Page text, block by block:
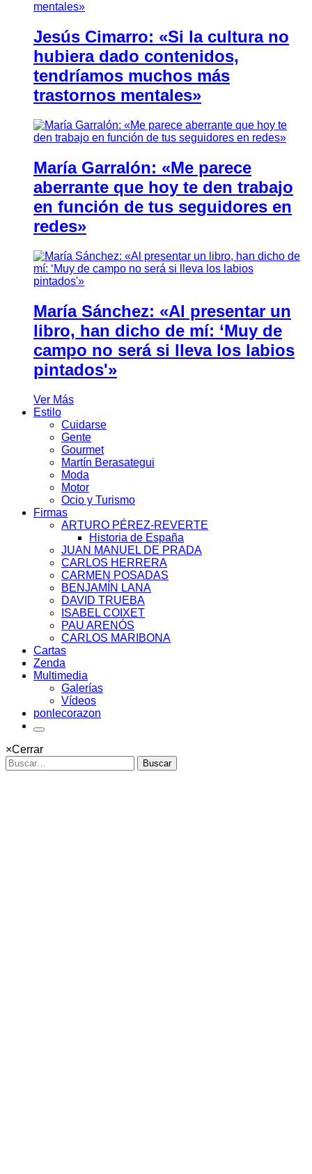
Jesús Cimarro: «Si la cultura no
hubiera dado contenidos,
tendríamos muchos más
trastornos mentales»
María Garralón: «Me parece
aberrante que hoy te den trabajo
en función de tus seguidores en
redes»
María Sánchez: «Al presentar un
libro, han dicho de mí: ‘Muy de
campo no será si lleva los labios
pintados'»
Ver Más
Estilo
Cuidarse
Gente
Gourmet
Martín Berasategui
Moda
Motor
Ocio y Turismo
Firmas
ARTURO PÉREZ-REVERTE
Historia de España
JUAN MANUEL DE PRADA
CARLOS HERRERA
CARMEN POSADAS
BENJAMÍN LANA
DAVID TRUEBA
ISABEL COIXET
PAU ARENÓS
CARLOS MARIBONA
Cartas
Zenda
Multimedia
Galerías
Vídeos
ponlecorazon
×Cerrar
Buscar